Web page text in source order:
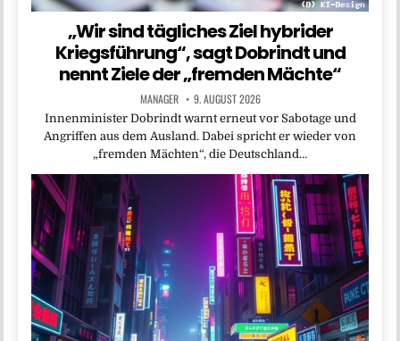
„Wir sind tägliches Ziel hybrider
Kriegsführung“, sagt Dobrindt und
nennt Ziele der „fremden Mächte“
MANAGER 9. AUGUST 2026
Innenminister Dobrindt warnt erneut vor Sabotage und
Angriffen aus dem Ausland. Dabei spricht er wieder von
„fremden Mächten“, die Deutschland…